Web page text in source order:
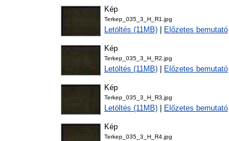
Kép
Terkep_035_3_H_R1.jpg
Letöltés (11MB) Előzetes bemutató
Kép
Terkep_035_3_H_R2.jpg
Letöltés (11MB) Előzetes bemutató
Kép
Terkep_035_3_H_R3.jpg
Letöltés (11MB) Előzetes bemutató
Kép
Terkep_035_3_H_R4.jpg